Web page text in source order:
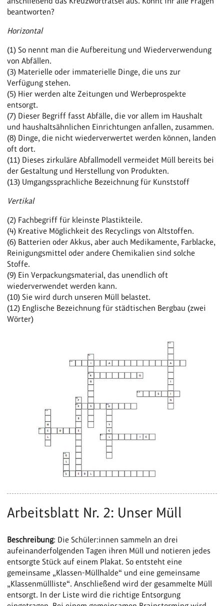
beantworten?
Horizontal
(1) So nennt man die Aufbereitung und Wiederverwendung
von Abfällen.
(3) Materielle oder immaterielle Dinge, die uns zur
Verfügung stehen.
(5) Hier werden alte Zeitungen und Werbeprospekte
entsorgt.
(7) Dieser Begriff fasst Abfälle, die vor allem im Haushalt
und haushaltsähnlichen Einrichtungen anfallen, zusammen.
(8) Dinge, die nicht wiederverwertet werden können, landen
oft dort.
(11) Dieses zirkuläre Abfallmodell vermeidet Müll bereits bei
der Gestaltung und Herstellung von Produkten.
(13) Umgangssprachliche Bezeichnung für Kunststoff
Vertikal
(2) Fachbegriff für kleinste Plastikteile.
(4) Kreative Möglichkeit des Recyclings von Altstoffen.
(6) Batterien oder Akkus, aber auch Medikamente, Farblacke,
Reinigungsmittel oder andere Chemikalien sind solche
Stoffe.
(9) Ein Verpackungsmaterial, das unendlich oft
wiederverwendet werden kann.
(10) Sie wird durch unseren Müll belastet.
(12) Englische Bezeichnung für städtischen Bergbau (zwei
Wörter)
Arbeitsblatt Nr. 2: Unser Müll
Beschreibung: Die Schüler:innen sammeln an drei
aufeinanderfolgenden Tagen ihren Müll und notieren jedes
entsorgte Stück auf einem Plakat. So entsteht eine
gemeinsame „Klassen-Müllhalde“ und eine gemeinsame
„Klassenmüllliste“. Anschließend wird der gesammelte Müll
entsorgt. In der Liste wird die richtige Entsorgung